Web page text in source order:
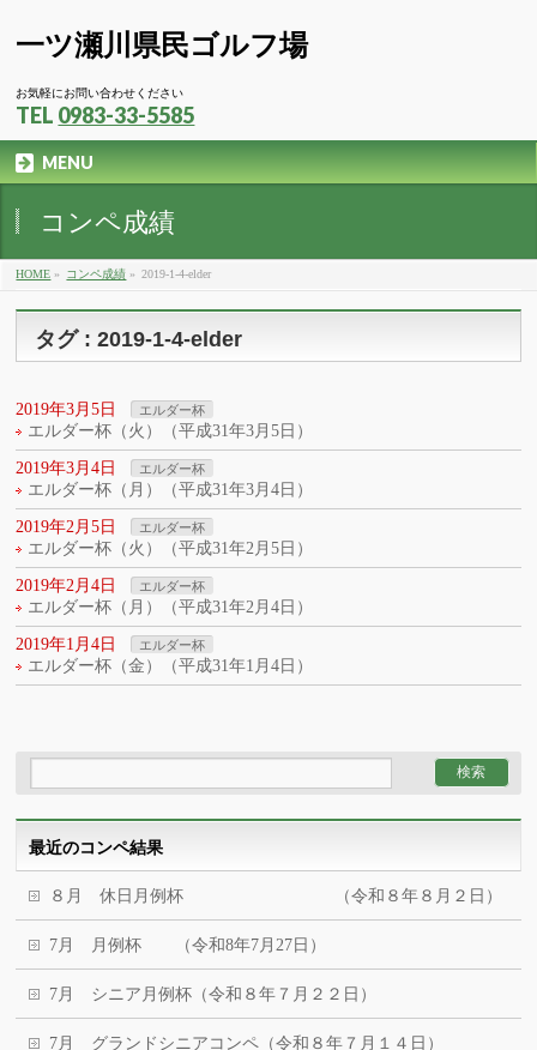
一ツ瀬川県民ゴルフ場
お気軽にお問い合わせください
TEL 0983-33-5585
MENU
コンペ成績
HOME » コンペ成績 » 2019-1-4-elder
タグ : 2019-1-4-elder
2019年3月5日 エルダー杯
エルダー杯（火）（平成31年3月5日）
2019年3月4日 エルダー杯
エルダー杯（月）（平成31年3月4日）
2019年2月5日 エルダー杯
エルダー杯（火）（平成31年2月5日）
2019年2月4日 エルダー杯
エルダー杯（月）（平成31年2月4日）
2019年1月4日 エルダー杯
エルダー杯（金）（平成31年1月4日）
最近のコンペ結果
８月 休日月例杯 （令和８年８月２日）
7月 月例杯 （令和8年7月27日）
7月 シニア月例杯（令和８年７月２２日）
7月 グランドシニアコンペ（令和８年７月１４日）